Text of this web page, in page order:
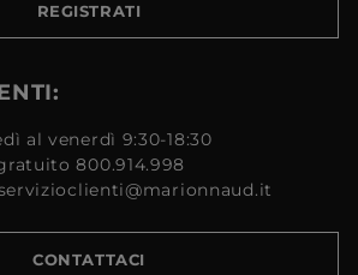
REGISTRATI
al venerdì 9:30-18:30
800.914.998
CONTATTACI